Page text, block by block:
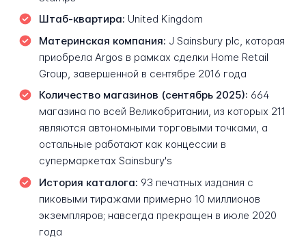
Штаб-квартира: United Kingdom
Материнская компания: J Sainsbury plc, которая
приобрела Argos в рамках сделки Home Retail
Group, завершенной в сентябре 2016 года
Количество магазинов (сентябрь 2025): 664
магазина по всей Великобритании, из которых 211
являются автономными торговыми точками, а
остальные работают как концессии в
супермаркетах Sainsbury's
История каталога: 93 печатных издания с
пиковыми тиражами примерно 10 миллионов
экземпляров; навсегда прекращен в июле 2020
года